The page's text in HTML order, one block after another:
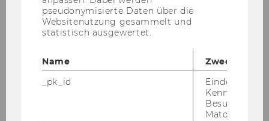
pseudonymisierte Daten über die
Websitenutzung gesammelt und
statistisch ausgewertet.
Name
Zweck
_pk_id
Eindeutige
Besuchers
Matomo.